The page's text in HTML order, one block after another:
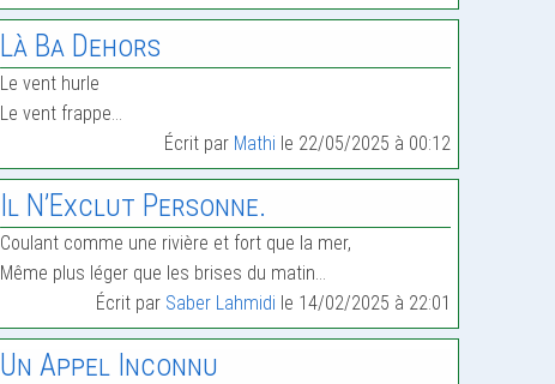
Là Ba Dehors
Le vent hurle
Le vent frappe…
Écrit par Mathi le 22/05/2025 à 00:12
Il N’Exclut Personne.
Coulant comme une rivière et fort que la mer,
Même plus léger que les brises du matin…
Écrit par Saber Lahmidi le 14/02/2025 à 22:01
Un Appel Inconnu